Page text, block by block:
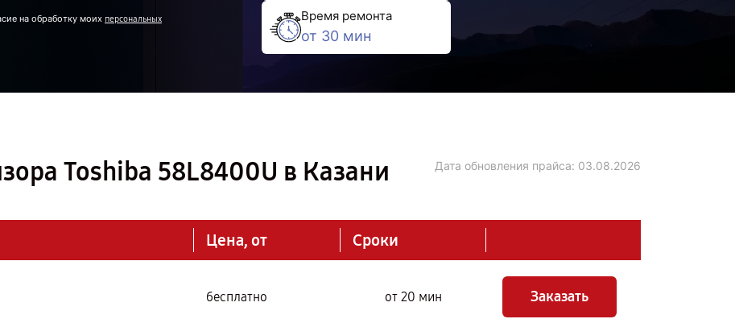
на обработку моих персональных
Время ремонта
от 30 мин
Toshiba 58L8400U в Казани Дата обновления прайса: 03.08.2026
Цена, от Сроки
бесплатно от 20 мин Заказать